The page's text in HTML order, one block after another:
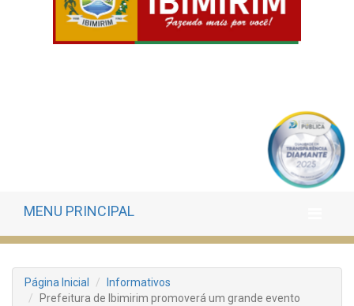
MENU PRINCIPAL
Página Inicial
Informativos
Prefeitura de Ibimirim promoverá um grande evento